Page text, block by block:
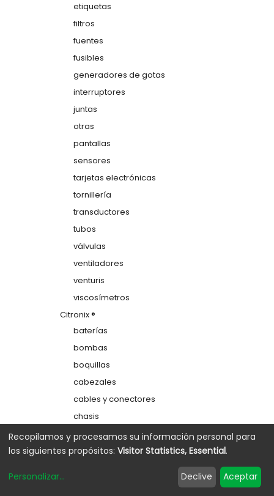
etiquetas
filtros
fuentes
fusibles
generadores de gotas
interruptores
juntas
otras
pantallas
sensores
tarjetas electrónicas
tornillería
transductores
tubos
válvulas
ventiladores
venturis
viscosímetros
Citronix ®
baterías
bombas
boquillas
cabezales
cables y conectores
chasis
colectores
depósitos
Recopilamos y procesamos su información personal para
los siguientes propósitos: Visitor Statistics, Essential.
Personalizar... Declive Aceptar